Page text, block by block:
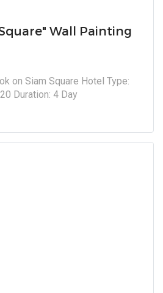
Wall Painting
on Siam Square Hotel Type:
Wall Painting Year: 2020 Duration: 4 Day